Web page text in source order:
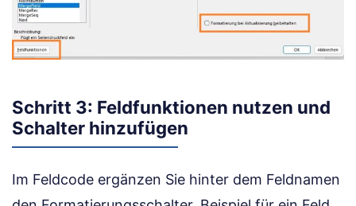
Schritt 3: Feldfunktionen nutzen und
Schalter hinzufügen
Im Feldcode ergänzen Sie hinter dem Feldnamen